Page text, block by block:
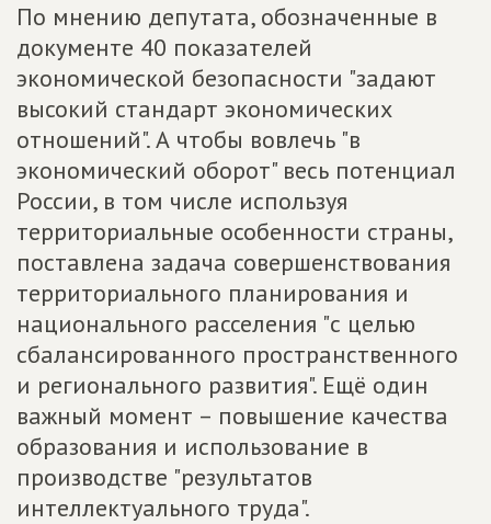
По мнению депутата, обозначенные в
документе 40 показателей
экономической безопасности "задают
высокий стандарт экономических
отношений". А чтобы вовлечь "в
экономический оборот" весь потенциал
России, в том числе используя
территориальные особенности страны,
поставлена задача совершенствования
территориального планирования и
национального расселения "с целью
сбалансированного пространственного
и регионального развития". Ещё один
важный момент – повышение качества
образования и использование в
производстве "результатов
интеллектуального труда".